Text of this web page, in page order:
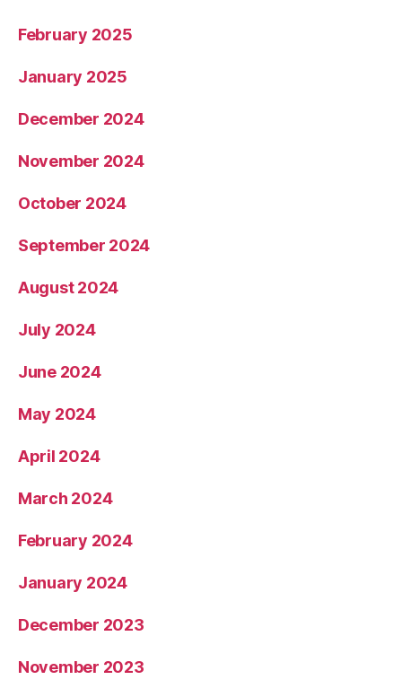
February 2025
January 2025
December 2024
November 2024
October 2024
September 2024
August 2024
July 2024
June 2024
May 2024
April 2024
March 2024
February 2024
January 2024
December 2023
November 2023